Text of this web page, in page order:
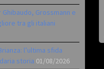
Grossmann e
tra gli italiani
l’ultima sfida
storia 01/08/2026